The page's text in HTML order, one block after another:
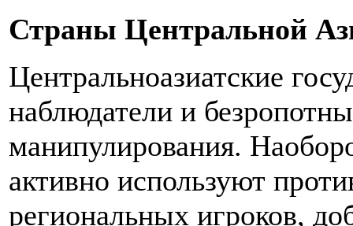
Страны Центральной
Центральноазиатские
наблюдатели и
манипулирования.
активно используют
региональных игроков,